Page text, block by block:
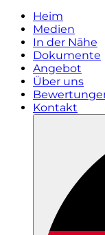
Heim
Medien
In der Nähe
Dokumente
Angebot
Über uns
Kontakt